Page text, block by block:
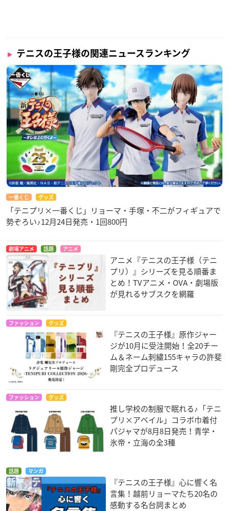
テニスの王子様の関連ニュースランキング
一番くじ グッズ
「テニプリ×一番くじ」リョーマ・手塚・不二がフィギュアで
勢ぞろい♪12月24日発売・1回800円
劇場アニメ 話題 アニメ
アニメ『テニスの王子様（テニ
プリ）』シリーズを見る順番ま
とめ！TVアニメ・OVA・劇場版
が見れるサブスクを網羅
ファッション グッズ
『テニスの王子様』原作ジャー
ジが10月に受注開始！全20チー
ム＆ネーム刺繍155キャラの許斐
剛完全プロデュース
ファッション グッズ
推し学校の制服で眠れる♪「テニ
プリ×アベイル」コラボ巾着付
パジャマが8月8日発売！青学・
氷帝・立海の全3種
話題 マンガ
『テニスの王子様』心に響く名
言集！越前リョーマたち20名の
感動する名台詞まとめ